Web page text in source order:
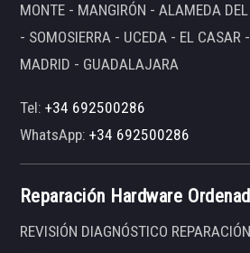
MONTE - MANGIRÓN - ALAMEDA
- SOMOSIERRA - UCEDA - EL CASAR
MADRID - GUADALAJARA
Tel:+34 692500286
WhatsApp:+34 692500286
Reparación Hardware
REVISIÓN DIAGNÓSTICO